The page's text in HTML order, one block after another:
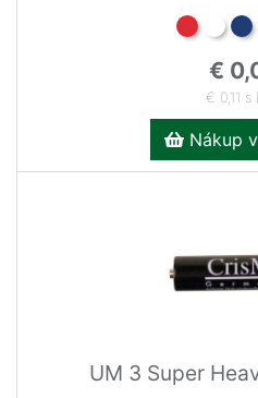
€
€ 0,11 s
Nákup
UM 3 Super